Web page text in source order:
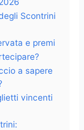
Scontrini
e premi
a sapere
vincenti